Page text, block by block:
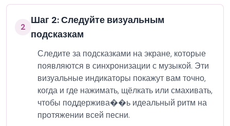
2
Шаг 2: Следуйте визуальным
подсказкам
Следите за подсказками на экране, которые
появляются в синхронизации с музыкой. Эти
визуальные индикаторы покажут вам точно,
когда и где нажимать, щёлкать или смахивать,
чтобы поддержива��ь идеальный ритм на
протяжении всей песни.